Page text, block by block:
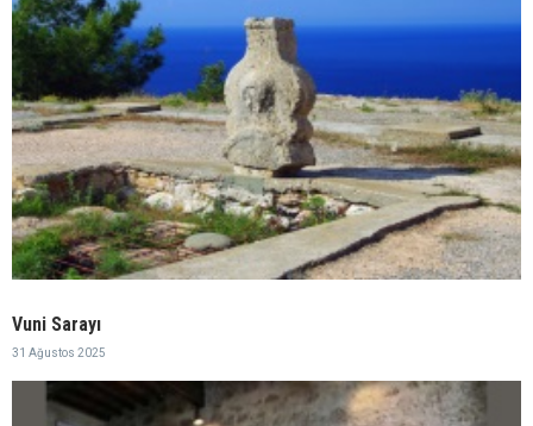
Vuni Sarayı
31 Ağustos 2025